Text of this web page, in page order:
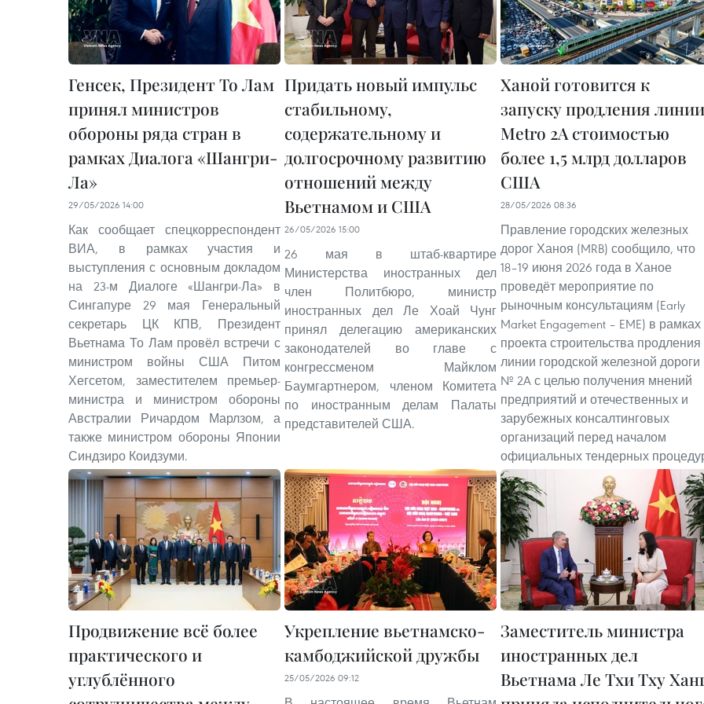
Генсек, Президент То Лам
принял министров
обороны ряда стран в
рамках Диалога «Шангри-
Ла»
29/05/2026 14:00
Как сообщает спецкорреспондент
ВИА, в рамках участия и
выступления с основным докладом
на 23-м Диалоге «Шангри-Ла» в
Сингапуре 29 мая Генеральный
секретарь ЦК КПВ, Президент
Вьетнама То Лам провёл встречи с
министром войны США Питом
Хегсетом, заместителем премьер-
министра и министром обороны
Австралии Ричардом Марлзом, а
также министром обороны Японии
Синдзиро Коидзуми.
Придать новый импульс
стабильному,
содержательному и
долгосрочному развитию
отношений между
Вьетнамом и США
26/05/2026 15:00
26 мая в штаб-квартире
Министерства иностранных дел
член Политбюро, министр
иностранных дел Ле Хоай Чунг
принял делегацию американских
законодателей во главе с
конгрессменом Майклом
Баумгартнером, членом Комитета
по иностранным делам Палаты
представителей США.
Ханой готовится к
запуску продления линии
Metro 2A стоимостью
более 1,5 млрд долларов
США
28/05/2026 08:36
Правление городских железных
дорог Ханоя (MRB) сообщило, что
18–19 июня 2026 года в Ханое
проведёт мероприятие по
рыночным консультациям (Early
Market Engagement – EME) в рамках
проекта строительства продления
линии городской железной дороги
№ 2A с целью получения мнений
предприятий и отечественных и
зарубежных консалтинговых
организаций перед началом
официальных тендерных
Продвижение всё более
практического и
углублённого
Укрепление вьетнамско-
камбоджийской дружбы
25/05/2026 09:12
Заместитель министра
иностранных дел
Вьетнама Ле Тхи Тху